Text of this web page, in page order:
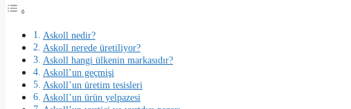
Askoll nedir?
Askoll nerede üretiliyor?
Askoll hangi ülkenin markasıdır?
Askoll’un geçmişi
Askoll’un üretim tesisleri
Askoll’un ürün yelpazesi